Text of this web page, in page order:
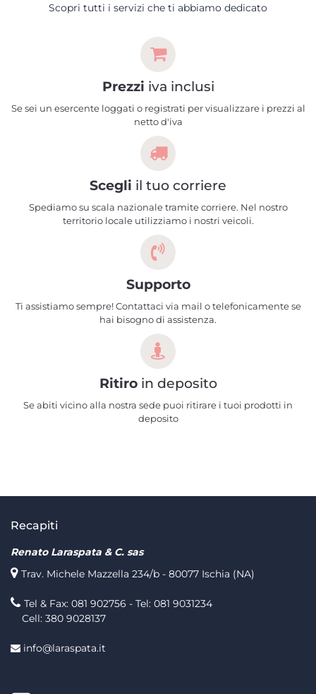
Scopri tutti i servizi che ti abbiamo dedicato
Prezzi iva inclusi
Se sei un esercente loggati o registrati per visualizzare i prezzi al
netto d'iva
Scegli il tuo corriere
Spediamo su scala nazionale tramite corriere. Nel nostro
territorio locale utilizziamo i nostri veicoli.
Supporto
Ti assistiamo sempre! Contattaci via mail o telefonicamente se
hai bisogno di assistenza.
Ritiroin deposito
Se abiti vicino alla nostra sede puoi ritirare i tuoi prodotti in
deposito
Recapiti
Renato Laraspata & C. sas
Trav. Michele Mazzella 234/b - 80077 Ischia (NA)
Tel & Fax: 081 902756 - Tel: 081 9031234
Cell: 380 9028137
info@laraspata.it